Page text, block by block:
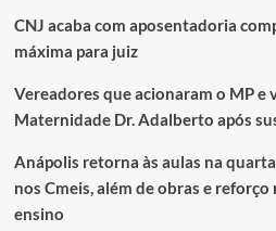
CNJ acaba com aposentadoria
máxima para juiz
Vereadores que acionaram o MP e
Maternidade Dr. Adalberto após
Anápolis retorna às aulas na
nos Cmeis, além de obras e
ensino